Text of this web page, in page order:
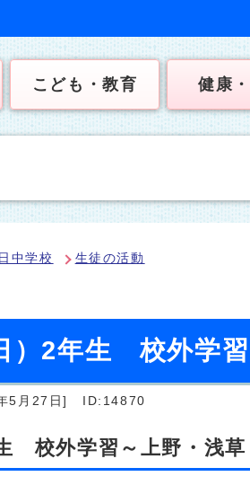
こども・教育 健康
中学校 生徒の活動
）2年生 校外学習
5月27日] ID:14870
校外学習～上野・浅草